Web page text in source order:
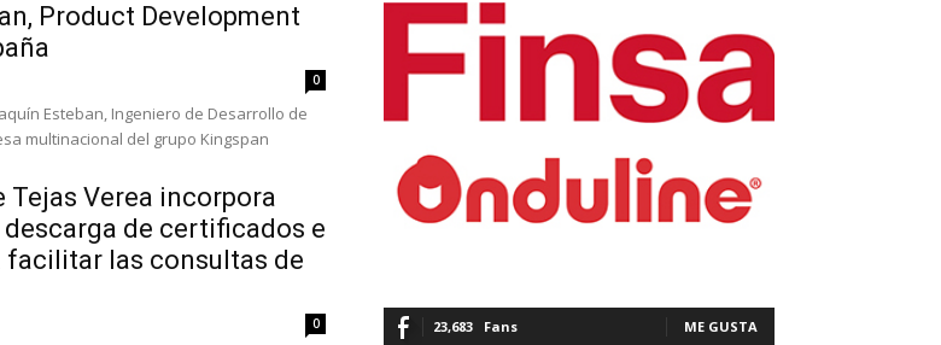
Product Development
0
Esteban, Ingeniero de Desarrollo de
multinacional del grupo Kingspan
Verea incorpora
de certificados e
las consultas de
0 23,683 Fans ME GUSTA